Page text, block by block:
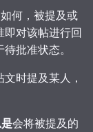
如何，被提及或
即对该帖进行回
批准状态。
时提及某人，
会将被提及的